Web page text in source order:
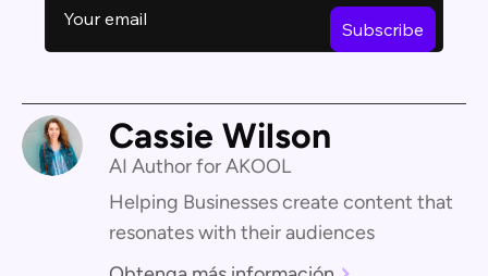
Cassie Wilson
AI Author for AKOOL
Helping Businesses create content that
resonates with their audiences